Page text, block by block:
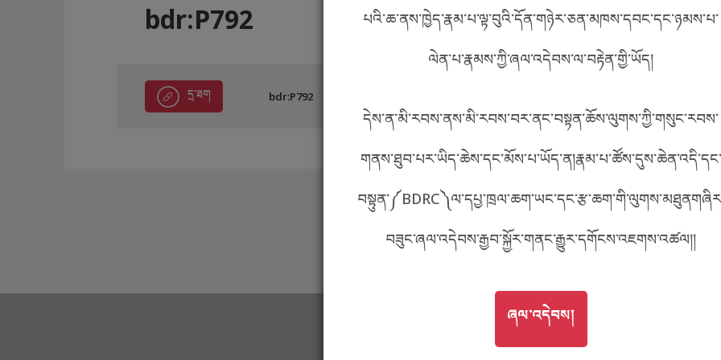
བོད་ཡིག
English
ភាសាខ្មែរ
པའི་ཆ་ནས་ཁྱེད་རྣམ་པ་ལྟ་བུའི་དོན་གཉེར་ཅན་མཁས་དབང་དང་ཉམས་པ་
ལེན་པ་རྣམས་ཀྱི་ཞལ་འདེབས་ལ་བརྟེན་གྱི་ཡོད།
དེས་ན་མི་རབས་ནས་མི་རབས་བར་ནང་བསྟན་ཆོས་ལུགས་ཀྱི་གསུང་རབས་
གནས་ཐུབ་པར་ཡིད་ཆེས་དང་མོས་པ་ཡོད་ན།རྣམ་པ་ཚོས་དུས་ཆེན་འདི་དང་
བཟུང་ཞལ་འདེབས་རྒྱབ་སྐྱོར་གནང་རྒྱུར་དགོངས་འཇགས་འཚལ།།
GO TOཞལ་འདེབས།
ཞལ་འདེབས།
bdr:P792
དྲ་ཐག bdr:P792